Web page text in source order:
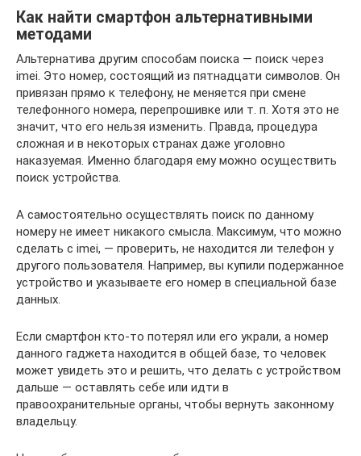
Как найти смартфон альтернативными
методами
Альтернатива другим способам поиска — поиск через
imei. Это номер, состоящий из пятнадцати символов. Он
привязан прямо к телефону, не меняется при смене
телефонного номера, перепрошивке или т. п. Хотя это не
значит, что его нельзя изменить. Правда, процедура
сложная и в некоторых странах даже уголовно
наказуемая. Именно благодаря ему можно осуществить
поиск устройства.
А самостоятельно осуществлять поиск по данному
номеру не имеет никакого смысла. Максимум, что можно
сделать с imei, — проверить, не находится ли телефон у
другого пользователя. Например, вы купили подержанное
устройство и указываете его номер в специальной базе
данных.
Если смартфон кто-то потерял или его украли, а номер
данного гаджета находится в общей базе, то человек
может увидеть это и решить, что делать с устройством
дальше — оставлять себе или идти в
правоохранительные органы, чтобы вернуть законному
владельцу.